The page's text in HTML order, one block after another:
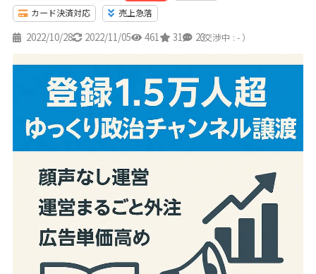
カード決済対応
売上急落
2022/10/28 2022/11/05 461 31 23
（交渉中 : - ）